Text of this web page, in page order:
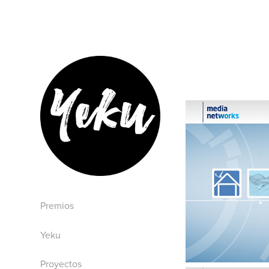
Premios
Yeku
Proyectos